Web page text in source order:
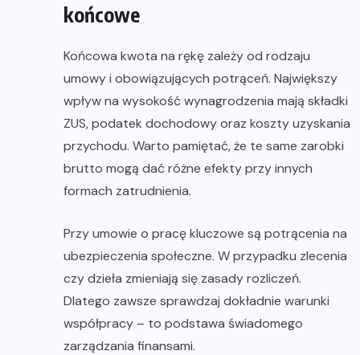
końcowe
Końcowa kwota na rękę zależy od rodzaju
umowy i obowiązujących potrąceń. Największy
wpływ na wysokość wynagrodzenia mają składki
ZUS, podatek dochodowy oraz koszty uzyskania
przychodu. Warto pamiętać, że te same zarobki
brutto mogą dać różne efekty przy innych
formach zatrudnienia.
Przy umowie o pracę kluczowe są potrącenia na
ubezpieczenia społeczne. W przypadku zlecenia
czy dzieła zmieniają się zasady rozliczeń.
Dlatego zawsze sprawdzaj dokładnie warunki
współpracy – to podstawa świadomego
zarządzania finansami.